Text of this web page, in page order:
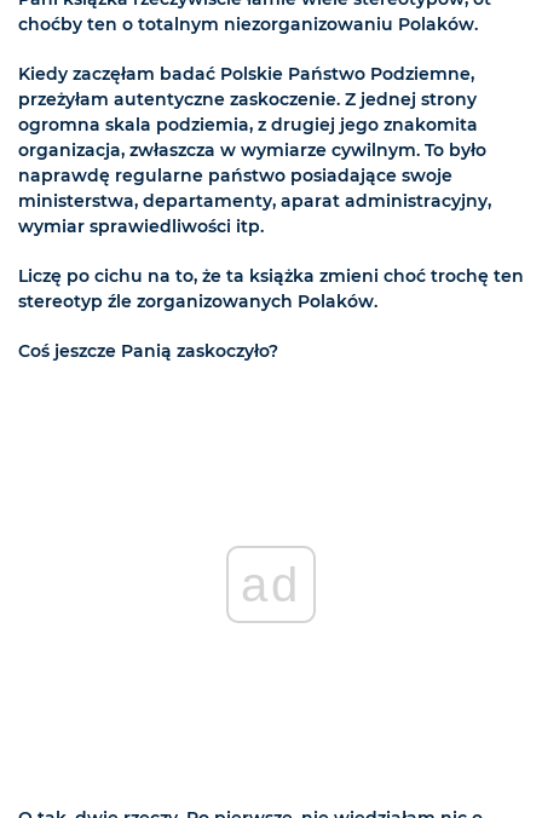
choćby ten o totalnym niezorganizowaniu Polaków.
Kiedy zaczęłam badać Polskie Państwo Podziemne,
przeżyłam autentyczne zaskoczenie. Z jednej strony
ogromna skala podziemia, z drugiej jego znakomita
organizacja, zwłaszcza w wymiarze cywilnym. To było
naprawdę regularne państwo posiadające swoje
ministerstwa, departamenty, aparat administracyjny,
wymiar sprawiedliwości itp.
Liczę po cichu na to, że ta książka zmieni choć trochę ten
stereotyp źle zorganizowanych Polaków.
Coś jeszcze Panią zaskoczyło?
ad